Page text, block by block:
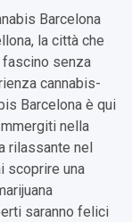
Barcelona
la città che
senza
cannabis-
Barcelona è qui
nella
rilassante nel
scoprire una
saranno felici